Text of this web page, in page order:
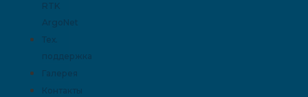
RTK
ArgoNet
Тех.
поддержка
Галерея
Контакты